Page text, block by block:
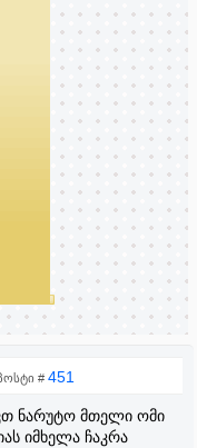
# 451
ნარუტო მთელი ომი
იმხელა ჩაკრა